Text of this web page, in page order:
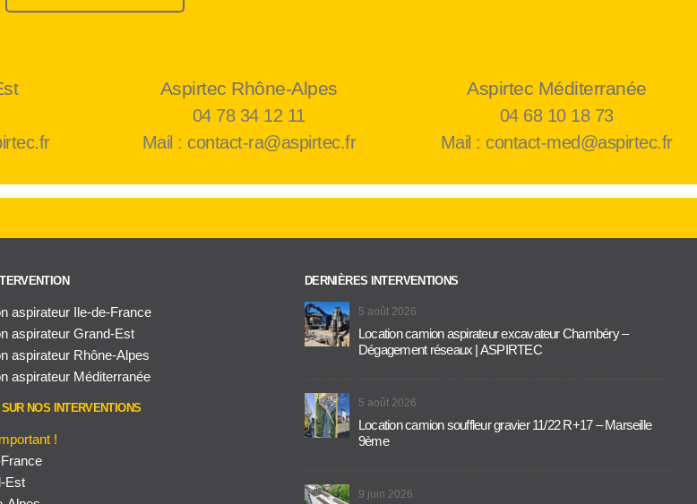
Aspirtec Rhône-Alpes
04 78 34 12 11
Mail : contact-ra@aspirtec.fr
Aspirtec Méditerranée
04 68 10 18 73
Mail : contact-med@aspirtec.fr
aspirateur Ile-de-France
aspirateur Grand-Est
aspirateur Rhône-Alpes
aspirateur Méditerranée
NOS INTERVENTIONS
!
Est
DERNIÈRES INTERVENTIONS
5 août 2026
Location camion aspirateur excavateur Chambéry –
Dégagement réseaux | ASPIRTEC
5 août 2026
Location camion souffleur gravier 11/22 R+17 – Marseille
9ème
9 juin 2026